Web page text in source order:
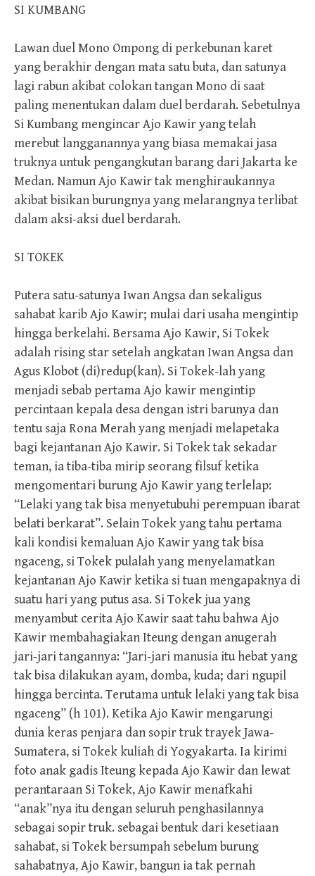
SI KUMBANG
Lawan duel Mono Ompong di perkebunan karet
yang berakhir dengan mata satu buta, dan satunya
lagi rabun akibat colokan tangan Mono di saat
paling menentukan dalam duel berdarah. Sebetulnya
Si Kumbang mengincar Ajo Kawir yang telah
merebut langganannya yang biasa memakai jasa
truknya untuk pengangkutan barang dari Jakarta ke
Medan. Namun Ajo Kawir tak menghiraukannya
akibat bisikan burungnya yang melarangnya terlibat
dalam aksi-aksi duel berdarah.
SI TOKEK
Putera satu-satunya Iwan Angsa dan sekaligus
sahabat karib Ajo Kawir; mulai dari usaha mengintip
hingga berkelahi. Bersama Ajo Kawir, Si Tokek
adalah rising star setelah angkatan Iwan Angsa dan
Agus Klobot (di)redup(kan). Si Tokek-lah yang
menjadi sebab pertama Ajo kawir mengintip
percintaan kepala desa dengan istri barunya dan
tentu saja Rona Merah yang menjadi melapetaka
bagi kejantanan Ajo Kawir. Si Tokek tak sekadar
teman, ia tiba-tiba mirip seorang filsuf ketika
mengomentari burung Ajo Kawir yang terlelap:
“Lelaki yang tak bisa menyetubuhi perempuan ibarat
belati berkarat”. Selain Tokek yang tahu pertama
kali kondisi kemaluan Ajo Kawir yang tak bisa
ngaceng, si Tokek pulalah yang menyelamatkan
kejantanan Ajo Kawir ketika si tuan mengapaknya di
suatu hari yang putus asa. Si Tokek jua yang
menyambut cerita Ajo Kawir saat tahu bahwa Ajo
Kawir membahagiakan Iteung dengan anugerah
jari-jari tangannya: “Jari-jari manusia itu hebat yang
tak bisa dilakukan ayam, domba, kuda; dari ngupil
hingga bercinta. Terutama untuk lelaki yang tak bisa
ngaceng” (h 101). Ketika Ajo Kawir mengarungi
dunia keras penjara dan sopir truk trayek Jawa-
Sumatera, si Tokek kuliah di Yogyakarta. Ia kirimi
foto anak gadis Iteung kepada Ajo Kawir dan lewat
perantaraan Si Tokek, Ajo Kawir menafkahi
“anak”nya itu dengan seluruh penghasilannya
sebagai sopir truk. sebagai bentuk dari kesetiaan
sahabat, si Tokek bersumpah sebelum burung
sahabatnya, Ajo Kawir, bangun ia tak pernah